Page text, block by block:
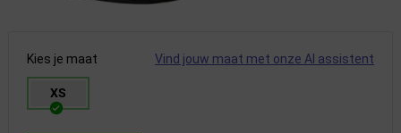
Kies je maat Vind jouw maat met onze AI assistent
XS